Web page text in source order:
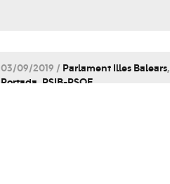
03/09/2019 / Parlament Illes Balears,
Portada
PSIB-PSOE